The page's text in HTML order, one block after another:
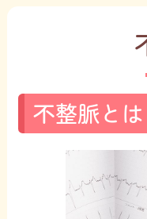
不整脈とは